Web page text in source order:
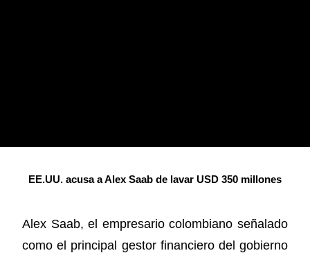
EE.UU. acusa a Alex Saab de lavar USD 350 millones
Alex Saab, el empresario colombiano señalado
como el principal gestor financiero del gobierno